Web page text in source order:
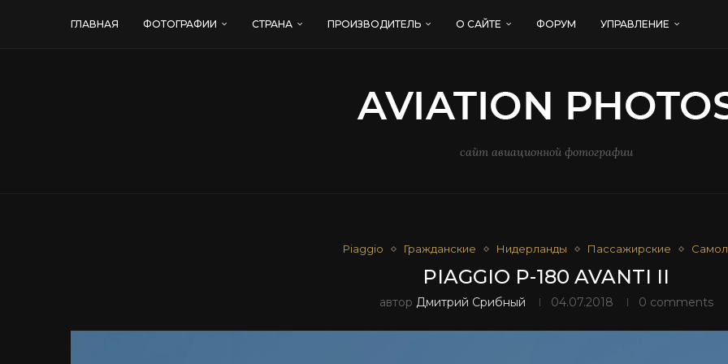
ГЛАВНАЯ ФОТОГРАФИИ СТРАНА ПРОИЗВОДИТЕЛЬ О САЙТЕ ФОРУМ УПРАВЛЕНИЕ
сайт авиационной фотографии
Piaggio Гражданские Нидерланды Пассажирские
PIAGGIO P-180 AVANTI II
автор Дмитрий Срибный 04.07.2018 0 comments